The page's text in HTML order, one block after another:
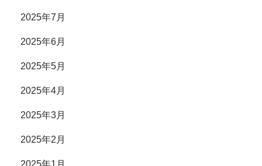
2025年7月
2025年6月
2025年5月
2025年4月
2025年3月
2025年2月